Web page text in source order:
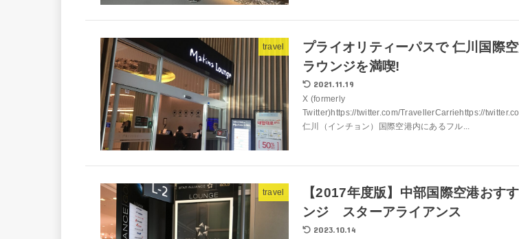
travel
プライオリティーパスで 仁川国際
ラウンジを満喫!
2021.11.19
X (formerly
Twitter)https://twitter.com/TravellerCarriehttps://
仁川（インチョン）国際空港内にあるフル...
travel
【2017年度版】中部国際空港おす
ンジ スターアライアンス
2023.10.14